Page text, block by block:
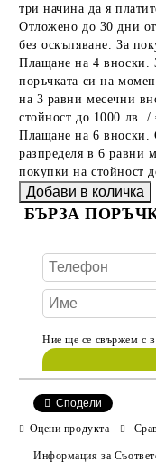
три начина да я
Отложено до 30 дни
без оскъпяване. За
Плащане на 4 вноски.
поръчката си на
на 3 равни месечни
стойност до 1000 лв. /
Плащане на 6 вноски.
разпределя в 6 равни
покупки на стойност
БЪРЗА
Ние ще се свържем с
Сподели
Оцени продукта
Информация за